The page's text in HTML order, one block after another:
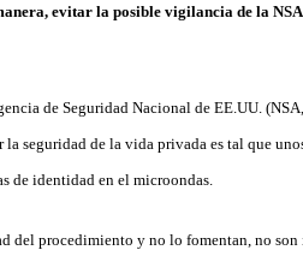
evitar la posible vigilancia de la
de Seguridad Nacional de EE.UU.
seguridad de la vida privada es tal que
de identidad en el microondas.
del procedimiento y no lo fomentan, no son